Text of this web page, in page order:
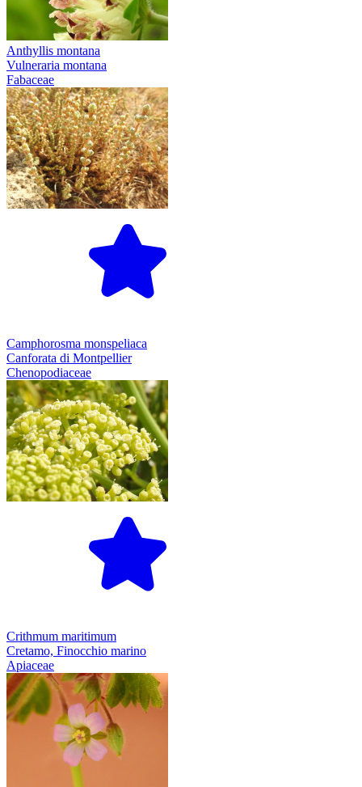
Anthyllis montana
Vulneraria montana
Fabaceae
Camphorosma monspeliaca
Canforata di Montpellier
Chenopodiaceae
Crithmum maritimum
Cretamo, Finocchio marino
Apiaceae